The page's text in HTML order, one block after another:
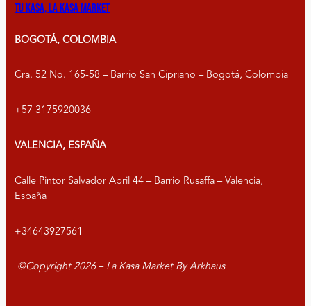
Tu kasa, la kasa market
BOGOTÁ, COLOMBIA
Cra. 52 No. 165-58 – Barrio San Cipriano – Bogotá, Colombia
+57 3175920036
VALENCIA, ESPAÑA
Calle Pintor Salvador Abril 44 – Barrio Rusaffa – Valencia,
España
+34643927561
©Copyright2026 – La Kasa Market By Arkhaus